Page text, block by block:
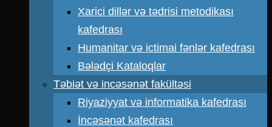
Xarici dillər və tədrisi metodikası
kafedrası
Humanitar və ictimai fənlər kafedrası
Bələdçi Kataloqlar
Təbiət və incəsənət fakültəsi
Riyaziyyat və informatika kafedrası
İncəsənət kafedrası